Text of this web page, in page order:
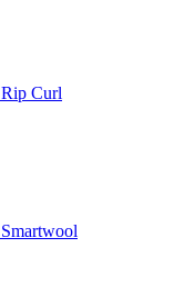
Rip Curl
Smartwool